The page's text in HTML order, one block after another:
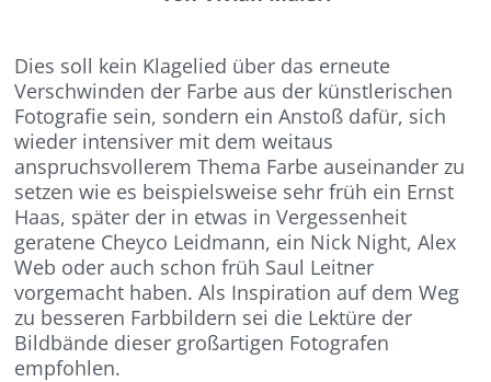
Dies soll kein Klagelied über das erneute
Verschwinden der Farbe aus der künstlerischen
Fotografie sein, sondern ein Anstoß dafür, sich
wieder intensiver mit dem weitaus
anspruchsvollerem Thema Farbe auseinander zu
setzen wie es beispielsweise sehr früh ein Ernst
Haas, später der in etwas in Vergessenheit
geratene Cheyco Leidmann, ein Nick Night, Alex
Web oder auch schon früh Saul Leitner
vorgemacht haben. Als Inspiration auf dem Weg
zu besseren Farbbildern sei die Lektüre der
Bildbände dieser großartigen Fotografen
empfohlen.